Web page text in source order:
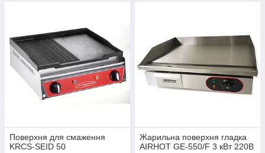
Поверхня для смаження
KRCS-SEID 50
Жарильна поверхня гладка
AIRHOT GE-550/F 3 кВт 220В